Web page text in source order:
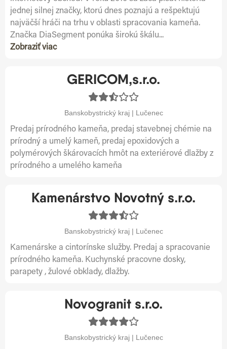
jednej silnej značky, ktorú dnes poznajú a rešpektujú
najväčší hráči na trhu v oblasti spracovania kameňa.
Značka DiaSegment ponúka širokú škálu...
Zobraziť viac
GERICOM,s.r.o.
Banskobystrický kraj | Lučenec
Predaj prírodného kameňa, predaj stavebnej chémie na
prírodný a umelý kameň, predaj epoxidových a
polymérových škárovacích hmôt na exteriérové dlažby z
prírodného a umelého kameňa
Kamenárstvo Novotný s.r.o.
Banskobystrický kraj | Lučenec
Kamenárske a cintorínske služby. Predaj a spracovanie
prírodného kameňa. Kuchynské pracovne dosky,
parapety , žulové obklady, dlažby.
Novogranit s.r.o.
Banskobystrický kraj | Lučenec